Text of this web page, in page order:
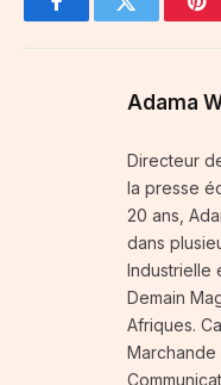
FacebookTwitter
Adama
Directeur
la presse
20 ans,
dans
Industrielle
Demain
Afriques.
Marchande